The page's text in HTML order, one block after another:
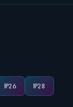
№26 №28